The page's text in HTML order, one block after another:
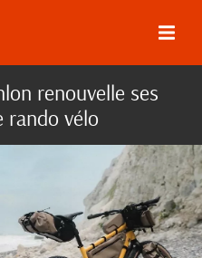
renouvelle ses
rando vélo